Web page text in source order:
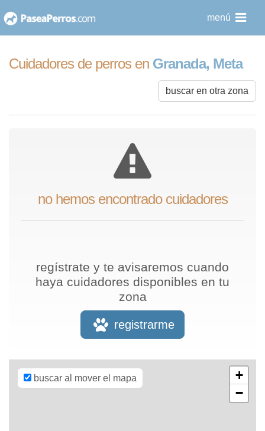
al
menú
Cuidadores de perros en Granada, Meta
buscar en otra zona
no hemos encontrado cuidadores
regístrate y te avisaremos cuando
haya cuidadores disponibles en tu
zona
registrarme
buscar al mover el mapa
+
−
OpenStreetMap
CC-BY-SA